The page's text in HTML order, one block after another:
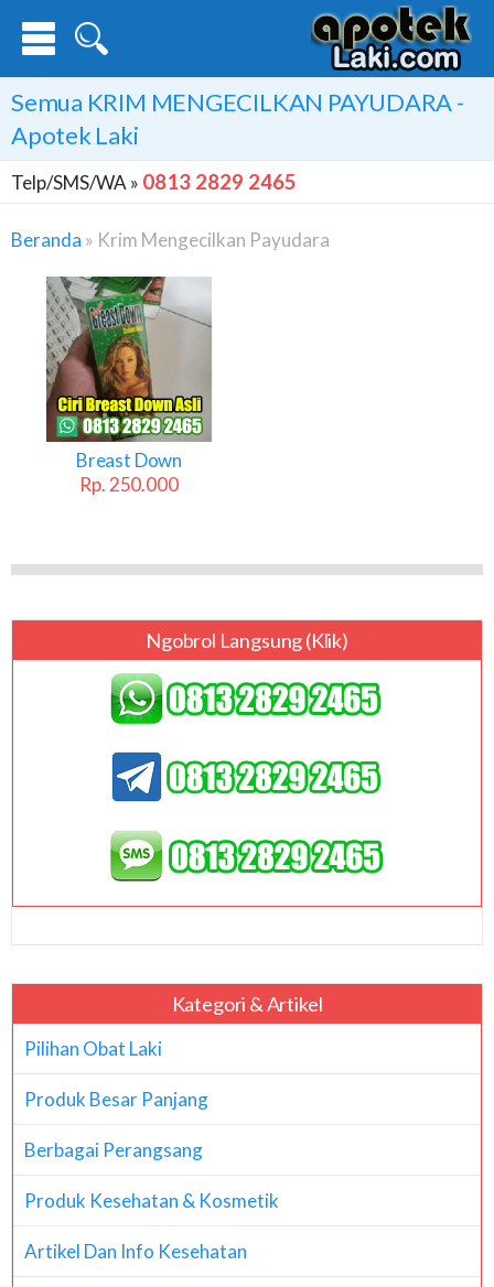
Semua KRIM MENGECILKAN PAYUDARA-
Apotek Laki
Telp/SMS/WA » 0813 2829 2465
Beranda » Krim Mengecilkan Payudara
Krim
Mengecilkan
Payudara
Breast Down
Rp. 250.000
Ngobrol Langsung (klik)
Kategori & Artikel
Pilihan Obat Laki
Produk Besar Panjang
Berbagai Perangsang
Produk Kesehatan & Kosmetik
Artikel Dan Info Kesehatan